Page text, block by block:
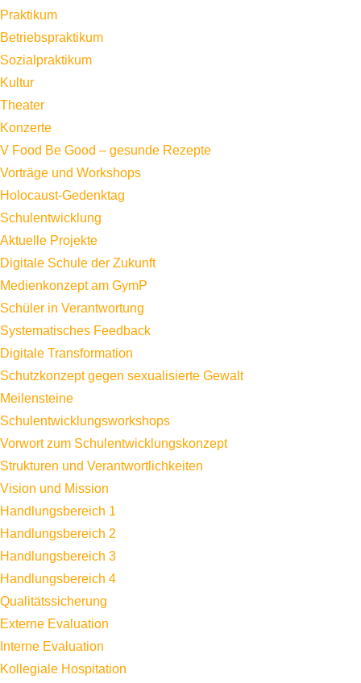
Praktikum
Betriebspraktikum
Sozialpraktikum
Kultur
Theater
Konzerte
V Food Be Good – gesunde Rezepte
Vorträge und Workshops
Holocaust-Gedenktag
Schulentwicklung
Aktuelle Projekte
Digitale Schule der Zukunft
Medienkonzept am GymP
Schüler in Verantwortung
Systematisches Feedback
Digitale Transformation
Schutzkonzept gegen sexualisierte Gewalt
Meilensteine
Schulentwicklungsworkshops
Vorwort zum Schulentwicklungskonzept
Strukturen und Verantwortlichkeiten
Vision und Mission
Handlungsbereich 1
Handlungsbereich 2
Handlungsbereich 3
Handlungsbereich 4
Qualitätssicherung
Externe Evaluation
Interne Evaluation
Kollegiale Hospitation